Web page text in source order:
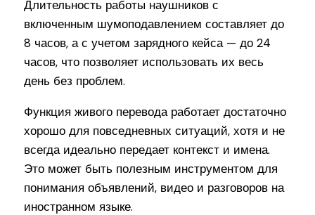
Длительность работы наушников с
включенным шумоподавлением составляет до
8 часов, а с учетом зарядного кейса — до 24
часов, что позволяет использовать их весь
день без проблем.
Функция живого перевода работает достаточно
хорошо для повседневных ситуаций, хотя и не
всегда идеально передает контекст и имена.
Это может быть полезным инструментом для
понимания объявлений, видео и разговоров на
иностранном языке.